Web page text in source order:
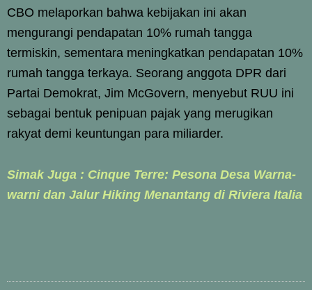
CBO melaporkan bahwa kebijakan ini akan
mengurangi pendapatan 10% rumah tangga
termiskin, sementara meningkatkan pendapatan 10%
rumah tangga terkaya. Seorang anggota DPR dari
Partai Demokrat, Jim McGovern, menyebut RUU ini
sebagai bentuk penipuan pajak yang merugikan
rakyat demi keuntungan para miliarder.
Simak Juga : Cinque Terre: Pesona Desa Warna-
warni dan Jalur Hiking Menantang di Riviera Italia